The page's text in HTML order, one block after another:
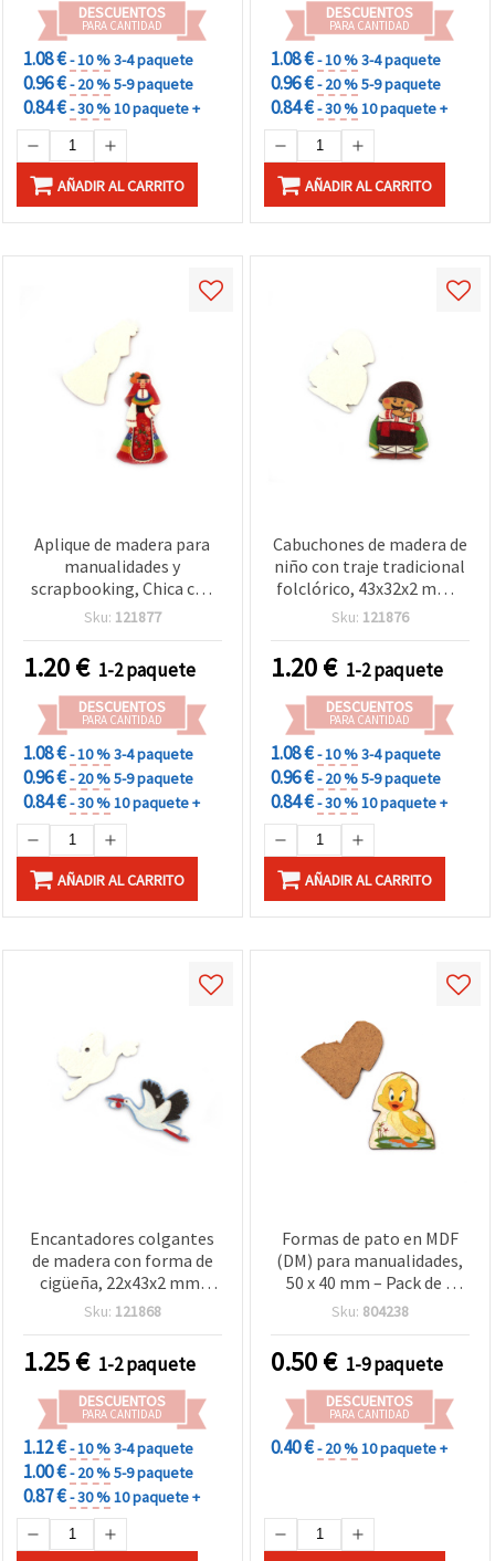
DESCUENTOS
PARA CANTIDAD
1.08 €- 10 %3-4 paquete
0.96 €- 20 %5-9 paquete
0.84 €- 30 %10 paquete +
AÑADIR AL CARRITO
DESCUENTOS
PARA CANTIDAD
1.08 €- 10 %3-4 paquete
0.96 €- 20 %5-9 paquete
0.84 €- 30 %10 paquete +
AÑADIR AL CARRITO
Aplique de madera para
manualidades y
scrapbooking, Chica con
traje tradicional, 24x44x2
Sku: 121877
1.20€ 1-2 paquete
DESCUENTOS
PARA CANTIDAD
1.08 €- 10 %3-4 paquete
0.96 €- 20 %5-9 paquete
0.84 €- 30 %10 paquete +
AÑADIR AL CARRITO
Cabuchones de madera de
niño con traje tradicional
folclórico, 43x32x2 mm –
perfectos para
scrapbooking y
decoración cultural,
surtido mixto, pack de 10
uds
Sku: 121876
1.20€ 1-2 paquete
DESCUENTOS
PARA CANTIDAD
1.08 €- 10 %3-4 paquete
0.96 €- 20 %5-9 paquete
0.84 €- 30 %10 paquete +
AÑADIR AL CARRITO
Encantadores colgantes
de madera con forma de
cigüeña, 22x43x2 mm,
agujero de 2 mm – Pack
únicas para bisutería y
proyectos DIY de
manualidades
Sku: 121868
1.25€ 1-2 paquete
DESCUENTOS
PARA CANTIDAD
1.12 €- 10 %3-4 paquete
1.00 €- 20 %5-9 paquete
0.87 €- 30 %10 paquete +
Formas de pato en MDF
(DM) para manualidades,
50 x 40 mm – Pack de 2
piezas
Sku: 804238
0.50€ 1-9 paquete
DESCUENTOS
PARA CANTIDAD
0.40 €- 20 %10 paquete +